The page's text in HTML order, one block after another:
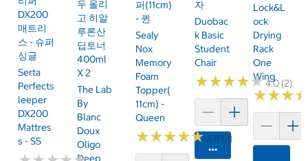
DX200
매트리
스 - 슈퍼
싱글
Serta
Perfects
Leeper
DX200
Mattres
S - SS
두 올리
고 히알
루론산
딥토너
400ml
X 2
The Lab
By
Blanc
Doux
Oligo
Deep
퍼(11cm)
- 퀸
Sealy
Nox
Memory
Foam
Topper(
11cm) -
Queen
★★★★★
★★★★★4.8 (11)
자
Duobac
K Basic
Student
Chair
★★★★★
★★★★★4.0 (2)
카트에 담기
Lock&L
Ock
Drying
Rack
One
Wing
★★★
★★★